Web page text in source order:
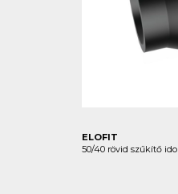
ELOFIT
50/40 rövid szűkítő